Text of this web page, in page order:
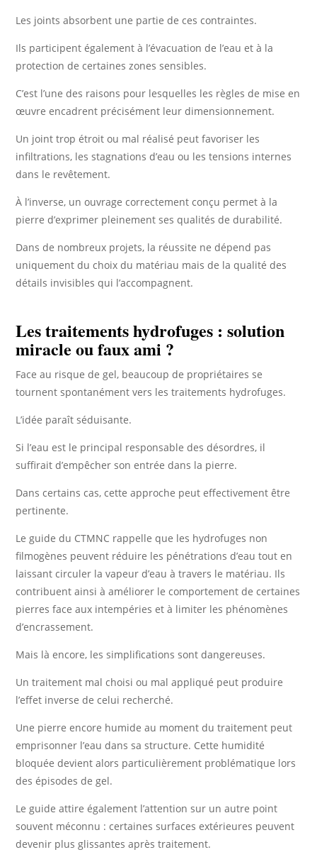
Les joints absorbent une partie de ces contraintes.
Ils participent également à l’évacuation de l’eau et à la
protection de certaines zones sensibles.
C’est l’une des raisons pour lesquelles les règles de mise en
œuvre encadrent précisément leur dimensionnement.
Un joint trop étroit ou mal réalisé peut favoriser les
infiltrations, les stagnations d’eau ou les tensions internes
dans le revêtement.
À l’inverse, un ouvrage correctement conçu permet à la
pierre d’exprimer pleinement ses qualités de durabilité.
Dans de nombreux projets, la réussite ne dépend pas
uniquement du choix du matériau mais de la qualité des
détails invisibles qui l’accompagnent.
Les traitements hydrofuges : solution
miracle ou faux ami ?
Face au risque de gel, beaucoup de propriétaires se
tournent spontanément vers les traitements hydrofuges.
L’idée paraît séduisante.
Si l’eau est le principal responsable des désordres, il
suffirait d’empêcher son entrée dans la pierre.
Dans certains cas, cette approche peut effectivement être
pertinente.
Le guide du CTMNC rappelle que les hydrofuges non
filmogènes peuvent réduire les pénétrations d’eau tout en
laissant circuler la vapeur d’eau à travers le matériau. Ils
contribuent ainsi à améliorer le comportement de certaines
pierres face aux intempéries et à limiter les phénomènes
d’encrassement.
Mais là encore, les simplifications sont dangereuses.
Un traitement mal choisi ou mal appliqué peut produire
l’effet inverse de celui recherché.
Une pierre encore humide au moment du traitement peut
emprisonner l’eau dans sa structure. Cette humidité
bloquée devient alors particulièrement problématique lors
des épisodes de gel.
Le guide attire également l’attention sur un autre point
souvent méconnu : certaines surfaces extérieures peuvent
devenir plus glissantes après traitement.